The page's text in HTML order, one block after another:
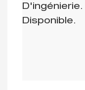
Disponible.